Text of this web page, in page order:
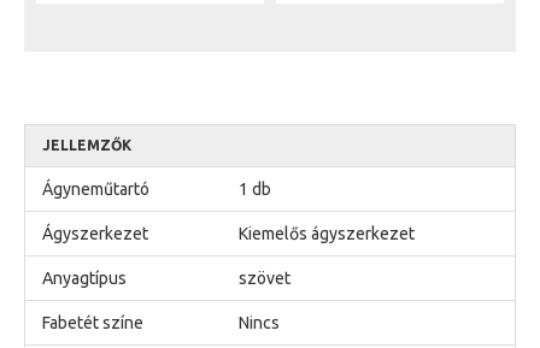
JELLEMZŐK
Ágyneműtartó 1 db
Ágyszerkezet Kiemelős ágyszerkezet
Anyagtípus szövet
Fabetét színe Nincs